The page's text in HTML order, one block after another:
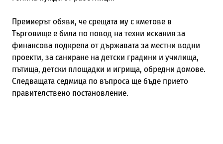
Премиерът обяви, че срещата му с кметове в
Търговище е била по повод на техни искания за
финансова подкрепа от държавата за местни водни
проекти, за саниране на детски градини и училища,
пътища, детски площадки и игрища, обредни домове.
Следващата седмица по въпроса ще бъде прието
правителствено постановление.